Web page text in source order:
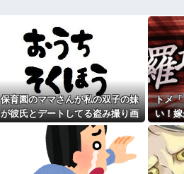
謝られたもの
るだけの償いはし
でフルボッコ
るやつｗｗｗｗｗ
か？？？？？？？
が確実にｗｗｗｗ
よが目一杯詰ま
ｗｗｗｗｗｗｗ
で送って！」か
玄関前にゴミが置
【爺さんの思
すると待合室に
先生から電話
言ってたのが耳に
パートの面接で
す」って熱弁して
【衝撃】川口
つかない代償を背
母が兄一家にお
母さんいる？」
ダメなんだよ！」
保育園のママさんが私の双子の妹
が彼氏とデートしてる盗み撮り画
像を見せて「あとはわかるよね？
とりあえず5万を家に持ってきて」
と脅してきた
トメ
い！
よ！
妹旦